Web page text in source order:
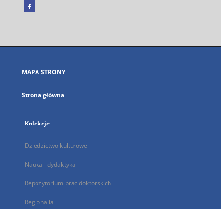
Facebook
się
karcie
MAPA STRONY
Strona główna
Kolekcje
Dziedzictwo kulturowe
Nauka i dydaktyka
Repozytorium prac doktorskich
Regionalia